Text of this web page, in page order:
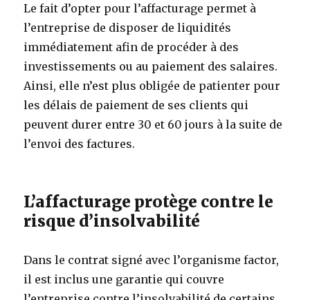
Le fait d’opter pour l’affacturage permet à
l’entreprise de disposer de liquidités
immédiatement afin de procéder à des
investissements ou au paiement des salaires.
Ainsi, elle n’est plus obligée de patienter pour
les délais de paiement de ses clients qui
peuvent durer entre 30 et 60 jours à la suite de
l’envoi des factures.
L’affacturage protège contre le
risque d’insolvabilité
Dans le contrat signé avec l’organisme factor,
il est inclus une garantie qui couvre